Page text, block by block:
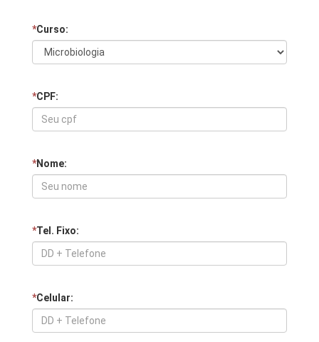
*Curso:
*CPF:
*Nome:
*Tel. Fixo:
*Celular: